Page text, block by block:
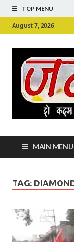
TOP MENU
August 7, 2026
MAIN MENU
TAG: